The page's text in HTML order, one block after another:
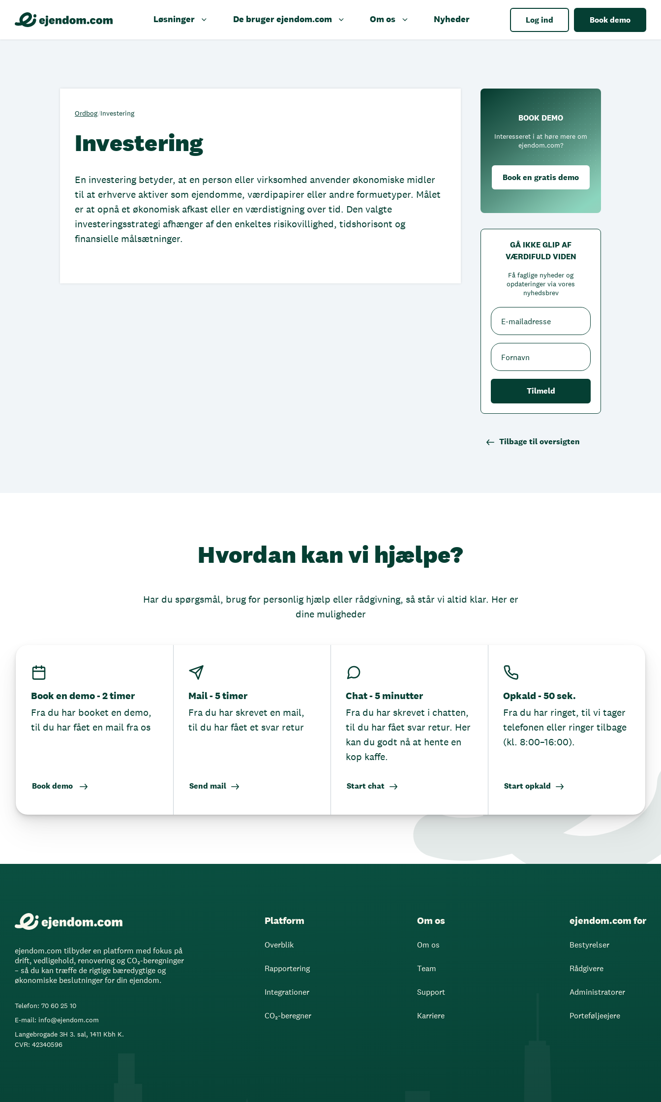
Løsninger De bruger ejendom.com Om os Nyheder Log ind Book demo
Ordbog/Investering
Investering
En investering betyder, at en person eller virksomhed anvender økonomiske midler
til at erhverve aktiver som ejendomme, værdipapirer eller andre formuetyper. Målet
er at opnå et økonomisk afkast eller en værdistigning over tid. Den valgte
investeringsstrategi afhænger af den enkeltes risikovillighed, tidshorisont og
finansielle målsætninger.
BOOK DEMO
Interesseret i at høre mere om
ejendom.com?
Book en gratis demo
GÅ IKKE GLIP AF
VÆRDIFULD VIDEN
Få faglige nyheder og
opdateringer via vores
nyhedsbrev
Tilbage til oversigten
Hvordan kan vi hjælpe?
Har du spørgsmål, brug for personlig hjælp eller rådgivning, så står vi altid klar. Her er
dine muligheder
Book en demo - 2 timer
Fra du har booket en demo,
til du har fået en mail fra os
Book demo
Mail - 5 timer
Fra du har skrevet en mail,
til du har fået et svar retur
Send mail
Chat - 5 minutter
Fra du har skrevet i chatten,
til du har fået svar retur. Her
kan du godt nå at hente en
kop kaffe.
Start chat
Opkald - 50 sek.
Fra du har ringet, til vi tager
telefonen eller ringer tilbage
(kl. 8:00–16:00).
Start opkald
ejendom.com tilbyder en platform med fokus på
drift, vedligehold, renovering og CO₂-beregninger
– så du kan træffe de rigtige bæredygtige og
økonomiske beslutninger for din ejendom.
Telefon: 70 60 25 10
E-mail: info@ejendom.com
Langebrogade 3H 3. sal, 1411 Kbh K.
CVR: 42340596
Platform
Overblik
Rapportering
Integrationer
CO₂-beregner
Om os
Om os
Team
Support
Karriere
ejendom.com for
Bestyrelser
Rådgivere
Administratorer
Porteføljeejere